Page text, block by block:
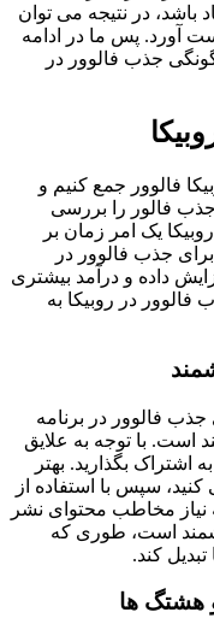
باشد، در نتیجه می توان
آورد. پس ما در ادامه
جذب فالوور در
فالوور جمع کنیم و
فالور را بررسی
یک امر زمان بر
جذب فالوور در
داده و درآمد بیشتری
در روبیکا به
فالوور در برنامه
است. با توجه به علایق
اشتراک بگذارید. بهتر
سپس با استفاده از
مخاطب محتوای نشر
است، طوری که
کند.